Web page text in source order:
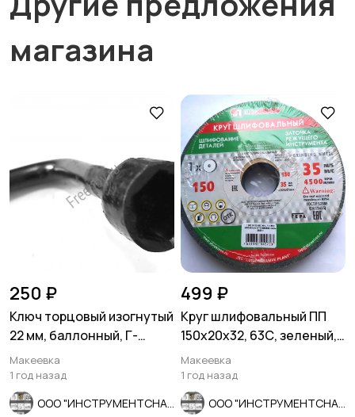
магазина
250 ₽
Ключ торцовый изогнутый
22 мм, баллонный, Г-
образный, черный, СССР.
Макеевка
1 год назад
499 ₽
Круг шлифовальный ПП
150х20х32, 63С, зеленый,
40СМ, Луга, Россия.
Макеевка
1 год назад